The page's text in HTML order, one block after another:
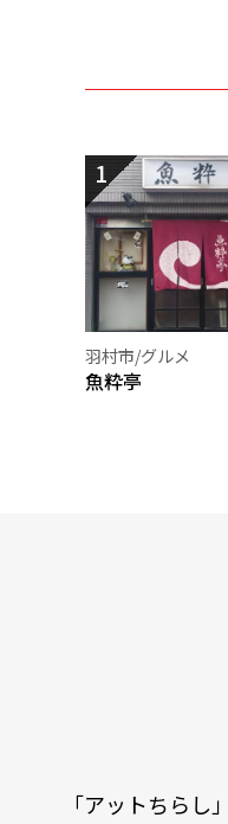
羽村市/グルメ
魚粋亭
「アットちら